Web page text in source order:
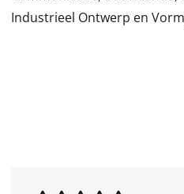
Industrieel Ontwerp en